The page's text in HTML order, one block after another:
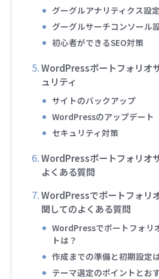
グーグルアナリティクス設定
グーグルサーチコンソール
初心者ができるSEO対策
WordPressポートフォリオ
ュリティ
サイトのバックアップ
WordPressのアップデート
セキュリティ対策
WordPressポートフォリオ
よくある質問
WordPressでポートフォリ
関してのよくある質問
WordPressでポートフォリ
トは？
作成までの準備と初期設定
テーマ選定のポイントとお